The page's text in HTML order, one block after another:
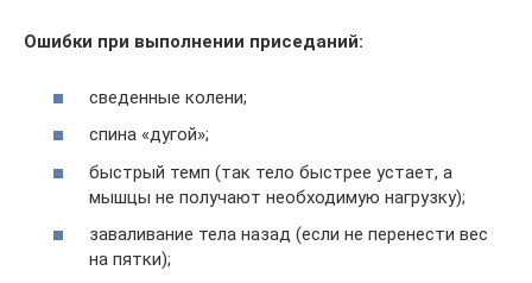
Ошибки при выполнении приседаний:
сведенные колени;
спина «дугой»;
быстрый темп (так тело быстрее устает, а
мышцы не получают необходимую нагрузку);
заваливание тела назад (если не перенести вес
на пятки);